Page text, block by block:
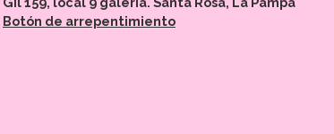
Botón de arrepentimiento